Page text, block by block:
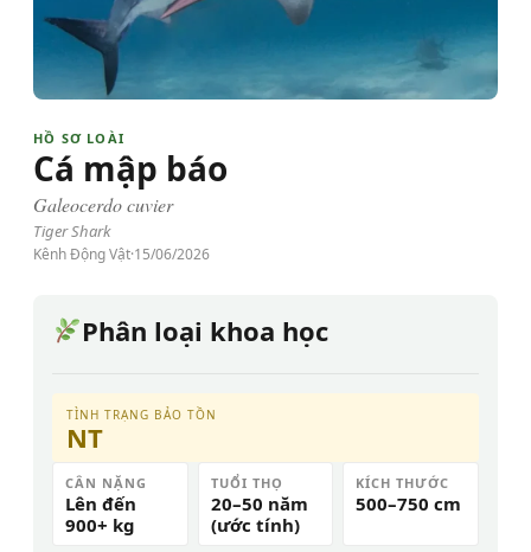
HỒ SƠ LOÀI
Cá mập báo
Galeocerdo cuvier
Tiger Shark
Kênh Động Vật·15/06/2026
Phân loại khoa học
TÌNH TRẠNG BẢO TỒN
NT
CÂN NẶNG
Lên đến
900+ kg
TUỔI THỌ
20–50 năm
(ước tính)
KÍCH THƯỚC
500–750 cm